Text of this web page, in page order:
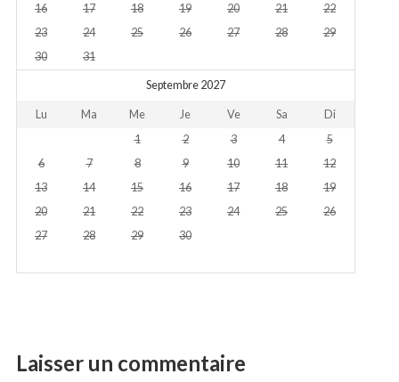
16
17 18 19 20 21
22
23
24 25 26 27 28
29
30
31
Septembre 2027
Lu Ma Me Je Ve Sa
Di
1
2 3 4
5
6
7 8 9 10 11
12
13
14 15 16 17 18
19
20
21 22 23 24 25
26
27
28 29 30
Laisser un commentaire